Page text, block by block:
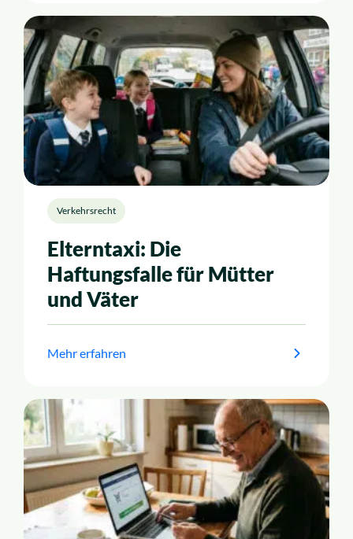
Verkehrsrecht
Elterntaxi: Die
Haftungsfalle für Mütter
und Väter
Mehr erfahren